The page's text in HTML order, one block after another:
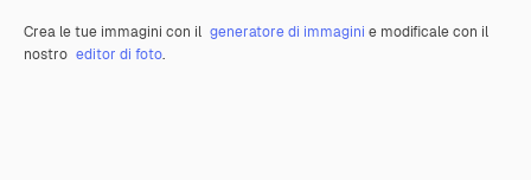
Crea le tue immagini con il generatore di immagini e modificale con il
nostro editor di foto.